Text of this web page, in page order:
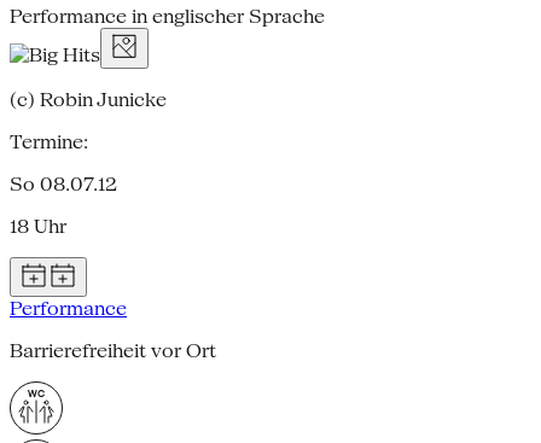
Performance in englischer Sprache
(c) Robin Junicke
Termine:
So 08.07.12
18 Uhr
Performance
Barrierefreiheit vor Ort